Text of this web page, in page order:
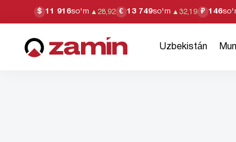
$ 11 916so'm ▲ 28,92 € 13 749so'm ▲ 32,19 ₽ 146
Uzbekistán